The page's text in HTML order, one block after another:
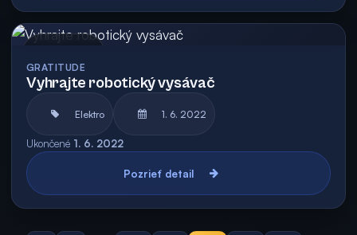
GRATITUDE
Vyhrajte robotický vysávač
Elektro 1. 6. 2022
Ukončené 1. 6. 2022
Pozrieť detail